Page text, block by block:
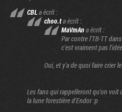
CBLa écrit :
choo.ta écrit :
MaVmAna écrit :
Par contre l'TB-TT
c'est vraiment pas
Oui, et y'a de quoi faire crier
Les fans qui rappelleront qu'on voit
la lune forestière d'Endor :p